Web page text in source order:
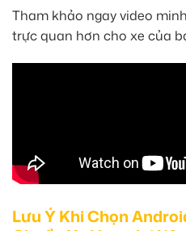
Tham khảo ngay video
trực quan hơn cho xe của
Lưu Ý Khi Chọn